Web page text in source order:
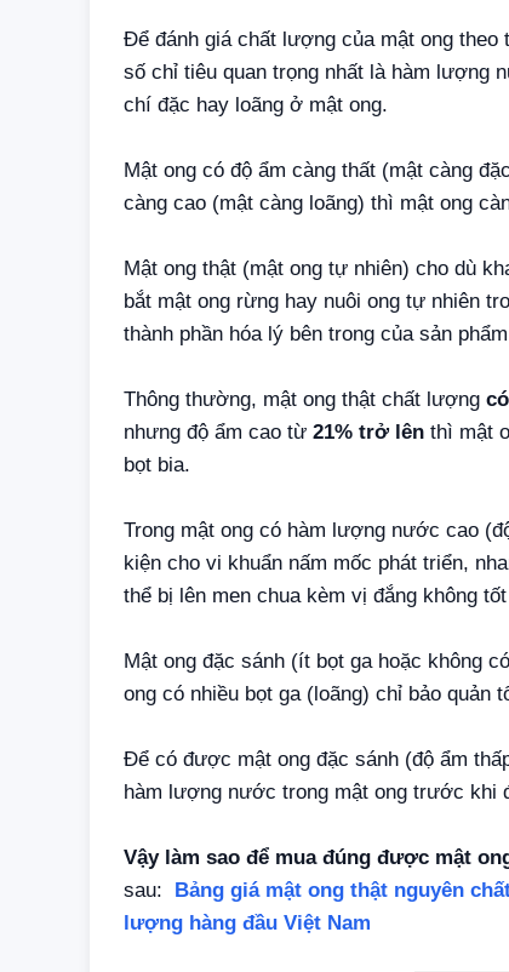
Để đánh giá chất lượng của mật ong
số chỉ tiêu quan trọng nhất là hàm lượng
chí đặc hay loãng ở mật ong.
Mật ong có độ ẩm càng thất (mật càng
càng cao (mật càng loãng) thì mật ong
Mật ong thật (mật ong tự nhiên) cho dù
bắt mật ong rừng hay nuôi ong tự nhiên
thành phần hóa lý bên trong của sản
Thông thường, mật ong thật chất lượng
nhưng độ ẩm cao từ 21% trở lên thì mật
bọt bia.
Trong mật ong có hàm lượng nước cao
kiện cho vi khuẩn nấm mốc phát triển,
thể bị lên men chua kèm vị đắng không
Mật ong đặc sánh (ít bọt ga hoặc không
ong có nhiều bọt ga (loãng) chỉ bảo quản
Để có được mật ong đặc sánh (độ ẩm
hàm lượng nước trong mật ong trước khi
Vậy làm sao để mua đúng được mật
sau: Bảng giá mật ong thật nguyên
lượng hàng đầu Việt Nam